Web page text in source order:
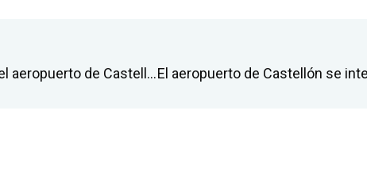
Arcadi España supervisa el operativo del aeropuerto de Castellón para el desplazamiento de la afición del Villarreal CF a Liverpool